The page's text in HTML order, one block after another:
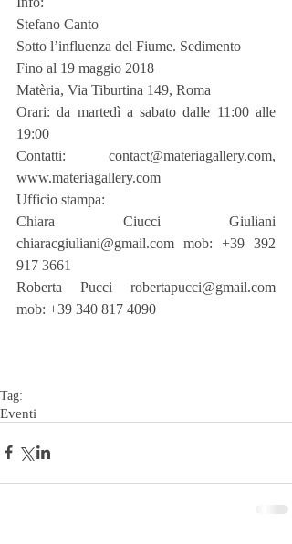
Stefano Canto
Sotto l’influenza del Fiume. Sedimento
Fino al 19 maggio 2018
Matèria, Via Tiburtina 149, Roma
Orari: da martedì a sabato dalle 11:00 alle
19:00
Contatti: contact@materiagallery.com,
www.materiagallery.com
Ufficio stampa:
Chiara Ciucci Giuliani
chiaracgiuliani@gmail.com mob: +39 392
917 3661
Roberta Pucci robertapucci@gmail.com
mob: +39 340 817 4090
Tag:
Eventi